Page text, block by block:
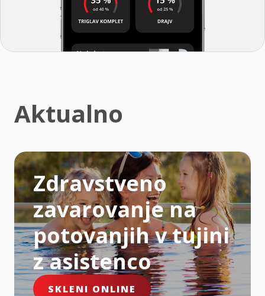
Aktualno
Zdravstveno
zavarovanje na
potovanjih v tujini
z asistenco
SKLENI ONLINE